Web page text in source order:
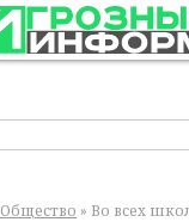
Общество » Во всех